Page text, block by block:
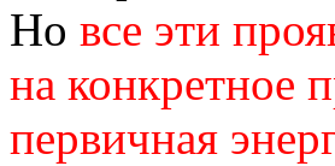
Но все эти
на конкретное
первичная